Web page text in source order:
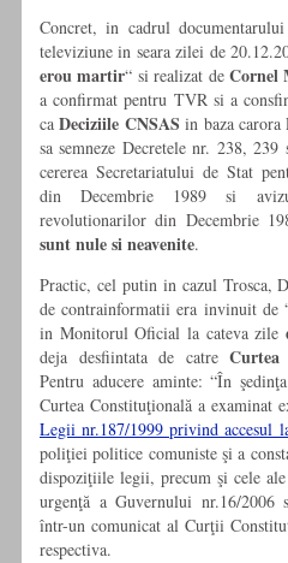
Concret, in cadrul
televiziune in seara zilei de
erou martir“ si realizat de Cornel
a confirmat pentru TVR si a
caDeciziile CNSAS in baza
sa semneze Decretele nr. 238,
cererea Secretariatului de Stat
din Decembrie 1989 si
revolutionarilor din Decembrie
sunt nule si neavenite.
Practic, cel putin in cazul Trosca,
de contrainformatii era invinuit de
in Monitorul Oficial la cateva zile
deja desfiintata de catre
Pentru aducere aminte: “În
Curtea Constituţională a examinat
Legii nr.187/1999 privind accesul
poliţiei politice comuniste şi a
dispoziţiile legii, precum şi cele
urgenţă a Guvernului nr.16/2006
într-un comunicat al Curţii
respectiva.